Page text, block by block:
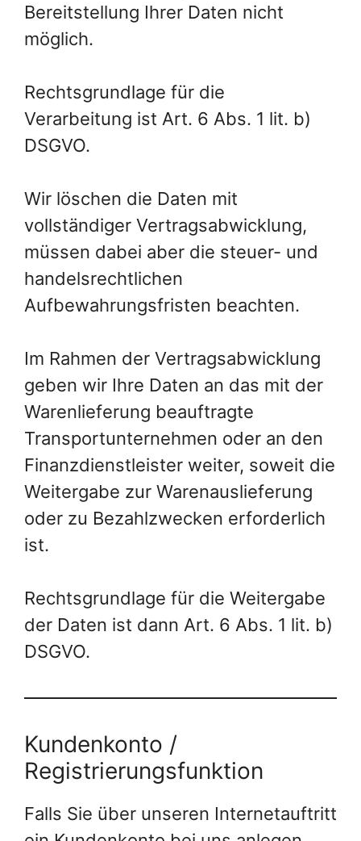
Bereitstellung Ihrer Daten nicht
möglich.
Rechtsgrundlage für die
Verarbeitung ist Art. 6 Abs. 1 lit. b)
DSGVO.
Wir löschen die Daten mit
vollständiger Vertragsabwicklung,
müssen dabei aber die steuer- und
handelsrechtlichen
Aufbewahrungsfristen beachten.
Im Rahmen der Vertragsabwicklung
geben wir Ihre Daten an das mit der
Warenlieferung beauftragte
Transportunternehmen oder an den
Finanzdienstleister weiter, soweit die
Weitergabe zur Warenauslieferung
oder zu Bezahlzwecken erforderlich
ist.
Rechtsgrundlage für die Weitergabe
der Daten ist dann Art. 6 Abs. 1 lit. b)
DSGVO.
Kundenkonto /
Registrierungsfunktion
Falls Sie über unseren Internetauftritt